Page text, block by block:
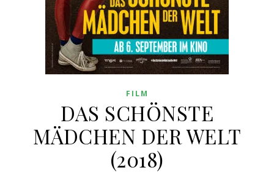
FILM
DAS SCHÖNSTE
MÄDCHEN DER WELT
(2018)